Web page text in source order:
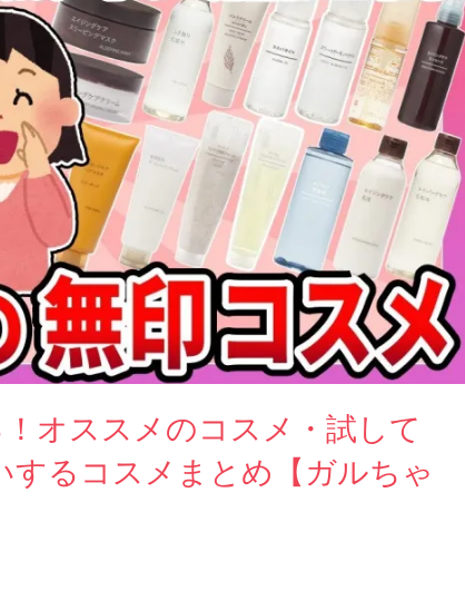
！オススメのコスメ・試して
るコスメまとめ【ガルちゃ